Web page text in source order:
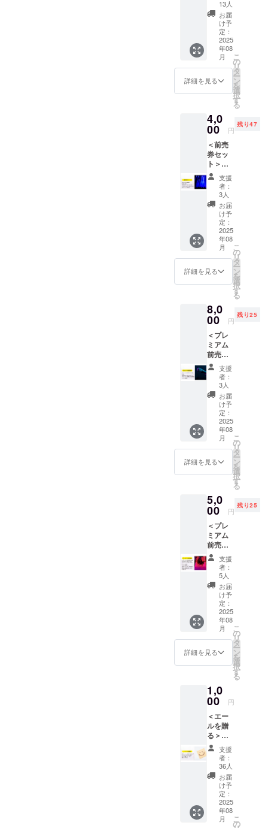
タメ
フェ
ス」に
参加で
きるチ
ケット
になり
クラウ
ドファ
典とし
て会場
で「イ
ベント
限定オ
リジナ
ル
ウォー
ター1
本」が
付いて
きま
す。
━━━
━━━
━━━
▼ イベ
ンタメ
フェ
ス）
Peeba
FESの1
日目
「第一
部」と
して実
施する
プログ
ラムで
す。 山
陰でエ
ンター
ントな
活動を
団をま
とめた
「ヤマ
カゲ
オード
ブル」
による
鳥取講
演が行
われま
す。 芸
人たち
の「喋
りあ
り、笑
いあ
り、歌
あり」
のエン
ショー
をお楽
しみく
ださ
い。 ・
会
場 ：
とりぎ
ん文化
会館
小ホー
ル ・開
催日：
2025年
8月22日
枚（ア
イドル
フェス
一般自
由席）
・お礼
のメー
ル ▼ 前
売券詳
券は、
2025年
8月開催
の
「Peeb
a FES」
のうち
「アイ
ドル
フェ
ス」に
参加で
きるチ
ケット
になり
クラウ
ドファ
典とし
て会場
で「イ
ベント
限定オ
リジナ
ル
ウォー
ター1
本」が
付いて
きま
す。
━━━
━━━
━━━
━ ▼ イ
（アイ
ドル
フェ
ス）
Peeba
FESの2
日目
「第二
部」と
して実
施する
プログ
ラムで
す。 山
陰のア
組と大
阪のア
組（メ
ンバー
のひと
りは鳥
取県出
身者）
が一堂
に集結
してラ
イブを
披露し
てくれ
ます。
初めて
集まる5
ディン
グでの
前売券
購入特
典とし
て、会
場入場
時に
「イベ
ウォー
ター1
本」を
お渡し
しま
す。 ＜
リター
ン内容
＞ ・前
売券 1
枚（ラ
ンウェ
イフェ
ス一般
自由
席） ・
お礼の
本リ
ターン
の前売
券は、
2025年
8月開催
の
「Peeb
a FES」
のうち
「ラン
ウェイ
フェ
ス」に
参加で
ケット
になり
ドファ
ンディ
ング特
典とし
て会場
で「イ
ベント
限定オ
リジナ
ル
ウォー
ター1
本」が
付いて
きま
━━━
━━━
▼ イベ
ント詳
細（ラ
ンウェ
イフェ
ス）
Peeba
FESの2
日目
「第三
部」と
して実
施する
プログ
ウェイ
フェス
一般自
由席【
8/23 】
Peeba
FESの2
日目（8
月23
日）ア
フェス
＆ラン
ウェイ
フェス
の両方
に参加
できる
「一般
自由
席」の
前売券
セット
です。
クラウ
ドファ
ンディ
ングで
して、
会場入
場時に
「イベ
ント限
定オリ
ジナル
ウォー
ター1
本」を
お渡し
しま
す。 ＜
リター
ン内容
＞ ・前
売券 1
一般
席） ・
前売券
1枚（ラ
ンウェ
イフェ
ス一般
自由
席） ・
お礼の
メール
▼ 前売
券詳細
本リ
ターン
券は、
2025年
8月開催
「Peeb
a FES」
「アイ
ドル
フェ
ス」と
「ラン
ウェイ
フェ
ス」に
参加で
きるチ
ケット
13人
お届
け予
定：
2025
年08
月
詳細を見る
こ
の
リ
タ
ー
ン
を
選
択
す
る
4,0
00 円
残り47
＜前売
券セッ
ト＞全
プログ
ラム一
般自由
席【
8/22 &
8/23 】
Peeba
FESの1
日目（8
月22
日）と2
日目（8
月23
全プロ
グラム
に参加
できる
「一般
自由
席」の
前売券
セット
です。
クラウ
ドファ
ンディ
ングで
の前売
券購入
特典と
「イベ
ント限
定オリ
ジナル
ウォー
ター2本
（1日1
本）」
をお渡
ししま
す。 ＜
リター
ン内容
＞ ・前
売券 1
枚（エ
ンタメ
前売券
1枚（ア
フェス
一般
席） ・
前売券
1枚（ラ
ンウェ
イフェ
ス一般
自由
席） ・
お礼の
メール
支援
者：
3人
お届
け予
定：
2025
年08
月
詳細を見る
こ
の
リ
タ
ー
ン
を
選
択
す
る
8,0
00 円
残り25
＜プレ
ミアム
前売券
＞アイ
ドル
フェス
前方エ
リア席
【 8/23
Peeba
FESの2
日目（8
月23
日）の
アイド
ス「最
前列＆2
列＆3列
目席」
のプレ
ミアム
前売券
リター
ンで
す。 ＜
リター
ン内容
＞ ・プ
レミア
ム前売
券 1枚
（アイ
＆2列＆
3列目
席） ・
イベン
ト限定
オリジ
ナル
ウォー
ター1本
（クラ
ファン
前売券
共通）
・お礼
のメー
支援
者：
3人
お届
け予
定：
2025
年08
月
詳細を見る
こ
の
リ
タ
ー
ン
を
選
択
す
る
5,0
00 円
残り25
＜プレ
ミアム
前売券
＞ラン
ウェイ
フェス
前方SS
席【
8/23 】
Peeba
FESの2
日目（8
月23
日）ラ
ンウェ
イフェ
「前方
SS席」
のプレ
ミアム
前売券
リター
ンで
す。 プ
レミア
ム特典
として
「花道
ラン
ウェイ
のトッ
支援
者：
5人
お届
け予
定：
2025
年08
月
詳細を見る
こ
の
リ
タ
ー
ン
を
選
択
す
る
1,0
00 円
＜エー
ルを贈
る＞会
場に
メッ
セージ
掲載【
出演者
応援 】
Peeba
FESの
全日程
支援
者：
36人
お届
け予
定：
2025
年08
月
こ
の